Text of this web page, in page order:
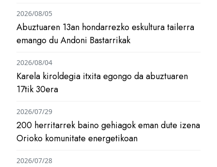
Abuztuaren 13an hondarrezko eskultura tailerra
emango du Andoni Bastarrikak
2026/08/05
Karela kiroldegia itxita egongo da abuztuaren
17tik 30era
2026/08/04
200 herritarrek baino gehiagok eman dute izena
Orioko komunitate energetikoan
2026/07/29
2026/07/28